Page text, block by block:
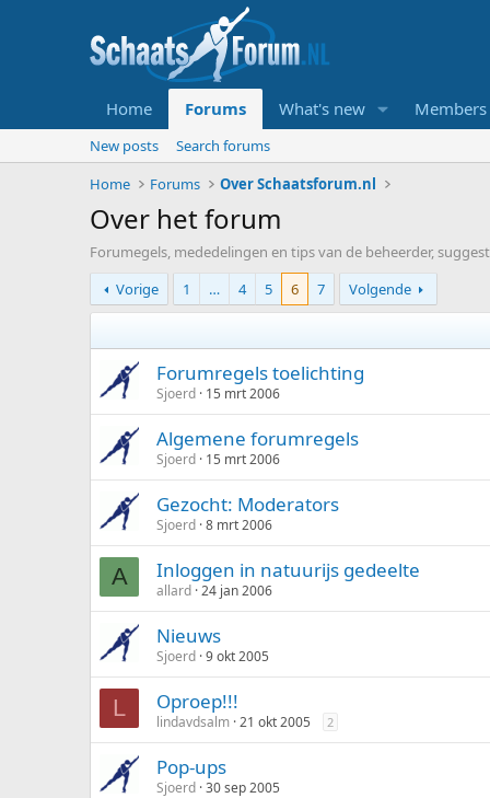
Home Forums What's new Members
New posts
Search forums
Home
Forums Over Schaatsforum.nl
Over het forum
Forumegels, mededelingen en tips van de beheerder,
Vorige
1 … 4 5 6 7 Volgende
Forumregels toelichting
Sjoerd 15 mrt 2006
Algemene forumregels
Sjoerd 15 mrt 2006
Gezocht: Moderators
Sjoerd 8 mrt 2006
A Inloggen in natuurijs gedeelte
allard 24 jan 2006
Nieuws
Sjoerd 9 okt 2005
L Oproep!!!
lindavdsalm 21 okt 2005 2
Pop-ups
Sjoerd 30 sep 2005